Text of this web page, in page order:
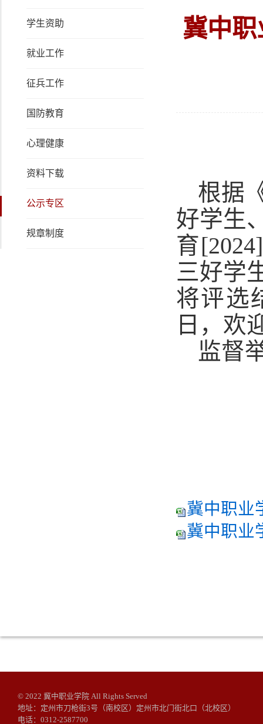
学生资助
就业工作
征兵工作
国防教育
心理健康
资料下载
公示专区
规章制度
冀中职
根据
好学生
育[2024]
三好学
将评选
日，欢
监督
冀中职业
冀中职业
© 2022 冀中职业学院 All Rights Served
地址：定州市刀枪街3号（南校区）定州市北门街北口（北校区）
电话：0312-2587700